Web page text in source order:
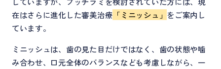
在はさらに進化した審美治療 「ミニッシュ」 をご案内し
ています。
ミニッシュは、歯の見た目だけではなく、歯の状態や噛
み合わせ、口元全体のバランスなども考慮しながら、一